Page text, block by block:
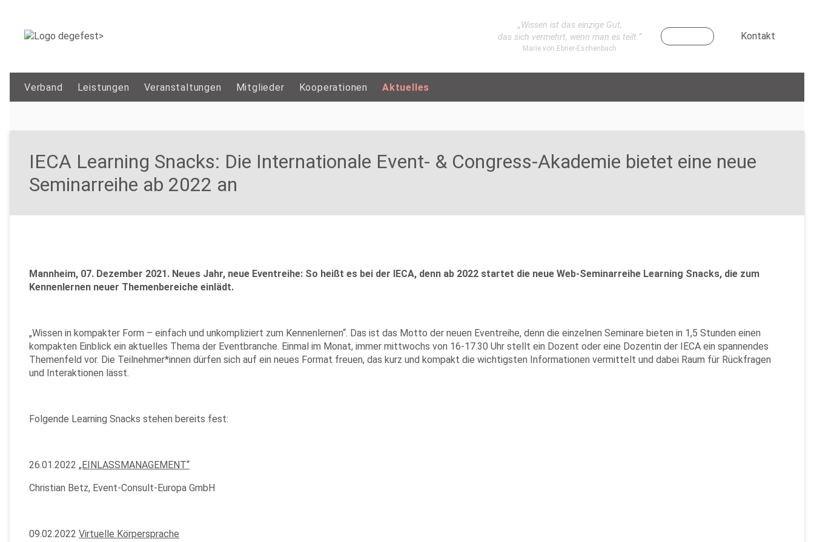
„Wissen ist das einzige Gut,
das sich vermehrt, wenn man es teilt.“
Marie von Ebner-Eschenbach
Kontakt
Verband Leistungen Veranstaltungen Mitglieder Kooperationen Aktuelles
IECA Learning Snacks: Die Internationale Event- & Congress-Akademie bietet eine neue
Seminarreihe ab 2022 an
Mannheim, 07. Dezember 2021. Neues Jahr, neue Eventreihe: So heißt es bei der IECA, denn ab 2022 startet die neue Web-Seminarreihe Learning Snacks, die zum
Kennenlernen neuer Themenbereiche einlädt.
„Wissen in kompakter Form – einfach und unkompliziert zum Kennenlernen“. Das ist das Motto der neuen Eventreihe, denn die einzelnen Seminare bieten in 1,5 Stunden einen
kompakten Einblick ein aktuelles Thema der Eventbranche. Einmal im Monat, immer mittwochs von 16-17.30 Uhr stellt ein Dozent oder eine Dozentin der IECA ein spannendes
Themenfeld vor. Die Teilnehmer*innen dürfen sich auf ein neues Format freuen, das kurz und kompakt die wichtigsten Informationen vermittelt und dabei Raum für Rückfragen
und Interaktionen lässt.
Folgende Learning Snacks stehen bereits fest:
26.01.2022 „EINLASSMANAGEMENT“
Christian Betz, Event-Consult-Europa GmbH
09.02.2022 Virtuelle Körpersprache